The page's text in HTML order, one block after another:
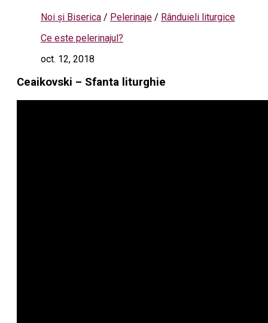
Noi și Biserica / Pelerinaje / Rânduieli liturgice
Ce este pelerinajul?
oct. 12, 2018
Ceaikovski – Sfanta liturghie